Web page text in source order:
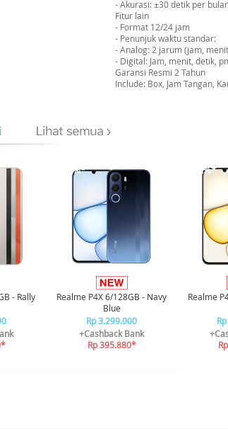
- Akurasi: ±30 detik per
Fitur lain
- Format 12/24 jam
- Penunjuk waktu standar:
- Analog: 2 jarum (jam,
- Digital: Jam, menit, detik,
Garansi Resmi 2 Tahun
Include: Box, Jam Tangan,
- Rally
-12%*
Realme P4X 6/128GB - Navy
Blue
Rp 3.299.000
+Cashback Bank
Rp 395.880*
-12%*
Realme